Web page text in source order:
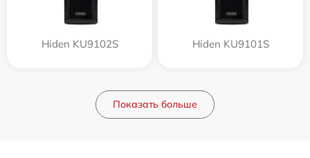
Hiden KU9102S Hiden KU9101S
Показать больше